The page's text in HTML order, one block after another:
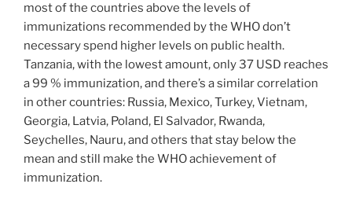
most of the countries above the levels of
immunizations recommended by the WHO don’t
necessary spend higher levels on public health.
Tanzania, with the lowest amount, only 37 USD reaches
a 99 % immunization, and there’s a similar correlation
in other countries: Russia, Mexico, Turkey, Vietnam,
Georgia, Latvia, Poland, El Salvador, Rwanda,
Seychelles, Nauru, and others that stay below the
mean and still make the WHO achievement of
immunization.